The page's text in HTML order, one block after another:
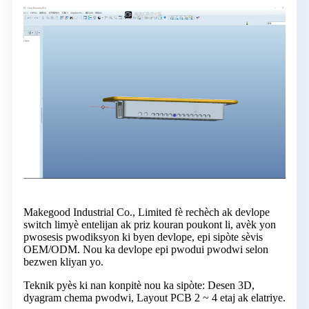
Makegood Industrial Co., Limited fè rechèch ak devlope
switch limyè entelijan ak priz kouran poukont li, avèk yon
pwosesis pwodiksyon ki byen devlope, epi sipòte sèvis
OEM/ODM. Nou ka devlope epi pwodui pwodwi selon
bezwen kliyan yo.
Teknik pyès ki nan konpitè nou ka sipòte: Desen 3D,
dyagram chema pwodwi, Layout PCB 2 ~ 4 etaj ak elatriye.